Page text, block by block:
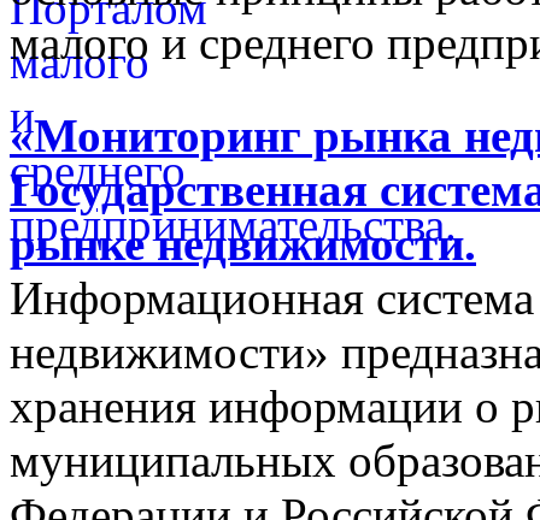
малого и среднего
«Мониторинг рынка
Государственная
рынке недвижимости.
Информационная
недвижимости»
хранения информации о
муниципальных